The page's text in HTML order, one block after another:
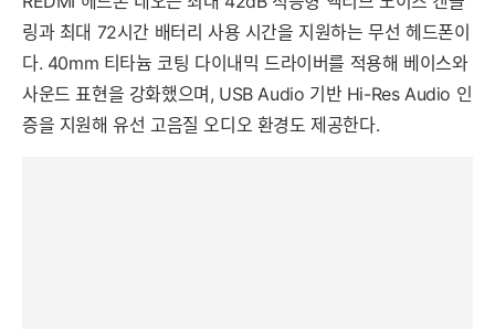
링과 최대 72시간 배터리 사용 시간을 지원하는 무선 헤드폰이
다. 40mm 티타늄 코팅 다이내믹 드라이버를 적용해 베이스와
사운드 표현을 강화했으며, USB Audio 기반 Hi-Res Audio 인
증을 지원해 유선 고음질 오디오 환경도 제공한다.